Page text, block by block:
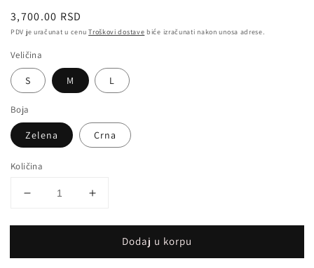
Redovna
cena
3,700.00 RSD
PDV je uračunat u cenuTroškovi dostave biće izračunati nakon unosa adrese.
Veličina
S M L
Boja
Zelena Crna
Količina
Smanji
za
Povećaj
za
EMERALDDodaj u korpu